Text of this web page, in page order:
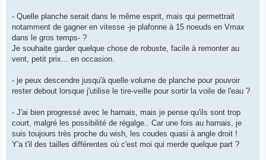
- Quelle planche serait dans le même esprit, mais qui permettrait
notamment de gagner en vitesse -je plafonne à 15 noeuds en Vmax
dans le gros temps- ?
Je souhaite garder quelque chose de robuste, facile à remonter au
vent, petit prix... en occasion.
- je peux descendre jusqu'à quelle volume de planche pour pouvoir
rester debout lorsque j'utilise le tire-veille pour sortir la voile de l'eau ?
- J'ai bien progressé avec le harnais, mais je pense qu'ils sont trop
court, malgré les possibilité de régalge.. Car une fois au harnais, je
suis toujours très proche du wish, les coudes quasi à angle droit !
Y'a t'il des tailles différentes où c'est moi qui merde quelque part ?